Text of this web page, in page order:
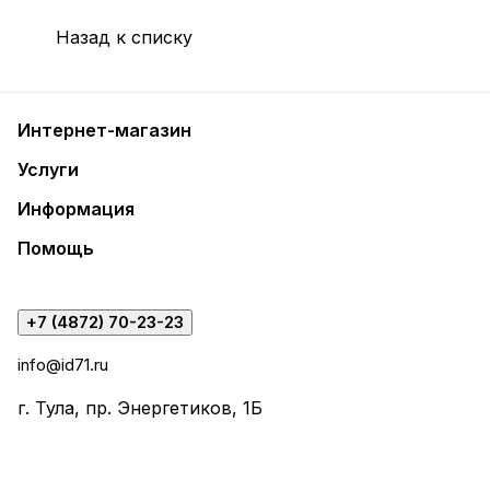
Назад к списку
Интернет-магазин
Услуги
Информация
Помощь
+7 (4872) 70-23-23
info@id71.ru
г. Тула, пр. Энергетиков, 1Б